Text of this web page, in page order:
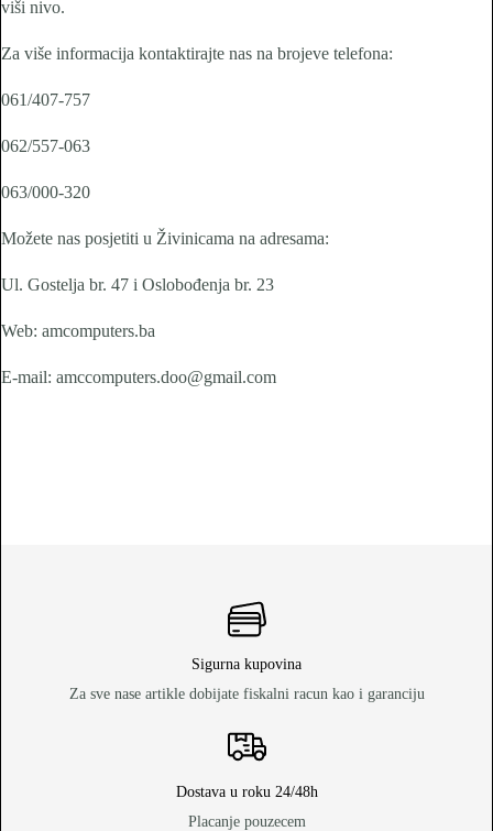
viši nivo.
Za više informacija kontaktirajte nas na brojeve telefona:
061/407-757
062/557-063
063/000-320
Možete nas posjetiti u Živinicama na adresama:
Ul. Gostelja br. 47 i Oslobođenja br. 23
Web: amcomputers.ba
E-mail: amccomputers.doo@gmail.com
Sigurna kupovina
Za sve nase artikle dobijate fiskalni racun kao i garanciju
Dostava u roku 24/48h
Placanje pouzecem